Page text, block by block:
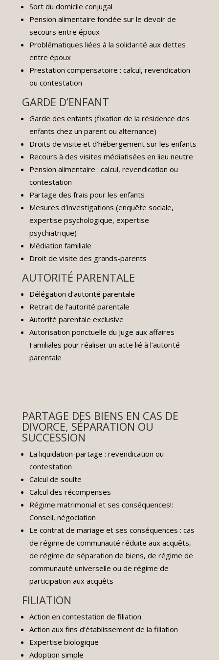
Sort du domicile conjugal
Pension alimentaire fondée sur le devoir de
secours entre époux
Problématiques liées à la solidarité aux dettes
entre époux
Prestation compensatoire : calcul, revendication
ou contestation
GARDE D’ENFANT
Garde des enfants (fixation de la résidence des
enfants chez un parent ou alternance)
Droits de visite et d’hébergement sur les enfants
Recours à des visites médiatisées en lieu neutre
Pension alimentaire : calcul, revendication ou
contestation
Partage des frais pour les enfants
Mesures d’investigations (enquête sociale,
expertise psychologique, expertise
psychiatrique)
Médiation familiale
Droit de visite des grands-parents
AUTORITÉ PARENTALE
Délégation d’autorité parentale
Retrait de l’autorité parentale
Autorité parentale exclusive
Autorisation ponctuelle du Juge aux affaires
Familiales pour réaliser un acte lié à l’autorité
parentale
PARTAGE DES BIENS EN CAS DE
DIVORCE, SÉPARATION OU
SUCCESSION
La liquidation-partage : revendication ou
contestation
Calcul de soulte
Calcul des récompenses
Régime matrimonial et ses conséquences!:
Conseil, négociation
Le contrat de mariage et ses conséquences : cas
de régime de communauté réduite aux acquêts,
de régime de séparation de biens, de régime de
communauté universelle ou de régime de
participation aux acquêts
FILIATION
Action en contestation de filiation
Action aux fins d’établissement de la filiation
Expertise biologique
Adoption simple